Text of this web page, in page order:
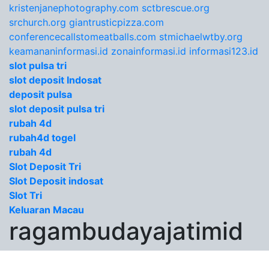
kristenjanephotography.com sctbrescue.org
srchurch.org giantrusticpizza.com
conferencecallstomeatballs.com stmichaelwtby.org
keamananinformasi.id zonainformasi.id informasi123.id
slot pulsa tri
slot deposit Indosat
deposit pulsa
slot deposit pulsa tri
rubah 4d
rubah4d togel
rubah 4d
Slot Deposit Tri
Slot Deposit indosat
Slot Tri
Keluaran Macau
ragambudayajatimid